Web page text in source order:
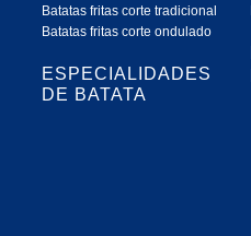
Batatas fritas corte tradicional
Batatas fritas corte ondulado
ESPECIALIDADES
DE BATATA